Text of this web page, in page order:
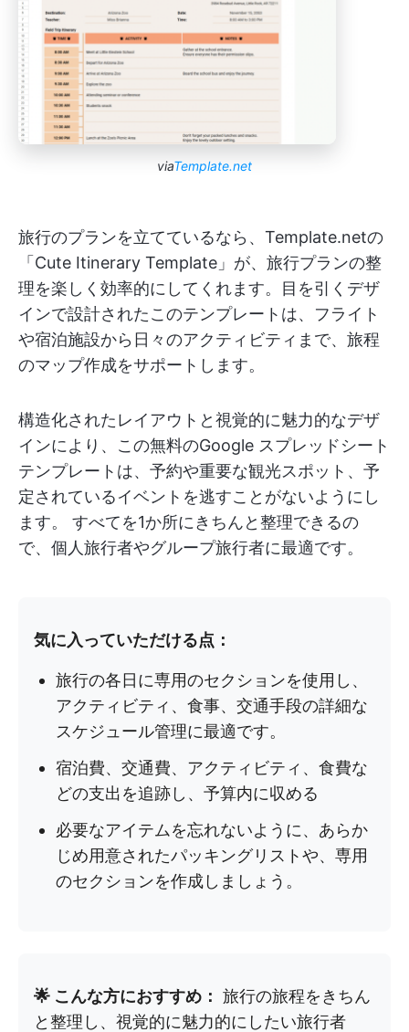
viaTemplate.net
旅行のプランを立てているなら、Template.netの
「Cute Itinerary Template」が、旅行プランの整
理を楽しく効率的にしてくれます。目を引くデザ
インで設計されたこのテンプレートは、フライト
や宿泊施設から日々のアクティビティまで、旅程
のマップ作成をサポートします。
構造化されたレイアウトと視覚的に魅力的なデザ
インにより、この無料のGoogle スプレッドシート
テンプレートは、予約や重要な観光スポット、予
定されているイベントを逃すことがないようにし
ます。 すべてを1か所にきちんと整理できるの
で、個人旅行者やグループ旅行者に最適です。
気に入っていただける点：
旅行の各日に専用のセクションを使用し、
アクティビティ、食事、交通手段の詳細な
スケジュール管理に最適です。
宿泊費、交通費、アクティビティ、食費な
どの支出を追跡し、予算内に収める
必要なアイテムを忘れないように、あらか
じめ用意されたパッキングリストや、専用
のセクションを作成しましょう。
🌟 こんな方におすすめ： 旅行の旅程をきちん
と整理し、視覚的に魅力的にしたい旅行者